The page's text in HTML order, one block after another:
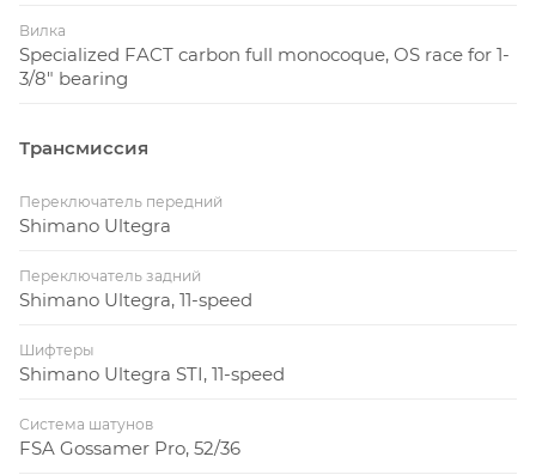
Вилка
Specialized FACT carbon full monocoque, OS race for 1-
3/8" bearing
Трансмиссия
Переключатель передний
Shimano Ultegra
Переключатель задний
Shimano Ultegra, 11-speed
Шифтеры
Shimano Ultegra STI, 11-speed
Система шатунов
FSA Gossamer Pro, 52/36